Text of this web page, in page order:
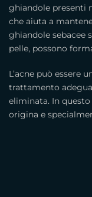
ghiandole presenti
che aiuta a
ghiandole sebacee
pelle, possono
L’acne può essere
trattamento
eliminata. In
origina e